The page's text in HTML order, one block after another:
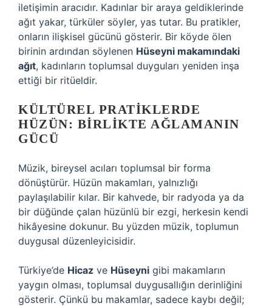
iletişimin aracıdır. Kadınlar bir araya geldiklerinde
ağıt yakar, türküler söyler, yas tutar. Bu pratikler,
onların ilişkisel gücünü gösterir. Bir köyde ölen
birinin ardından söylenen Hüseyni makamındaki
ağıt, kadınların toplumsal duyguları yeniden inşa
ettiği bir ritüeldir.
KÜLTÜREL PRATIKLERDE
HÜZÜN: BIRLIKTE AĞLAMANIN
GÜCÜ
Müzik, bireysel acıları toplumsal bir forma
dönüştürür. Hüzün makamları, yalnızlığı
paylaşılabilir kılar. Bir kahvede, bir radyoda ya da
bir düğünde çalan hüzünlü bir ezgi, herkesin kendi
hikâyesine dokunur. Bu yüzden müzik, toplumun
duygusal düzenleyicisidir.
Türkiye’de Hicaz ve Hüseyni gibi makamların
yaygın olması, toplumsal duygusallığın derinliğini
gösterir. Çünkü bu makamlar, sadece kaybı değil;